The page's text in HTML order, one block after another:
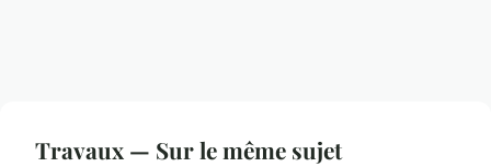
Travaux — Sur le même sujet